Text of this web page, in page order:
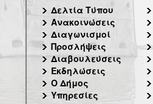
Δελτία Τύπου
Ανακοινώσεις
Διαγωνισμοί
Προσλήψεις
Διαβουλεύσεις
Εκδηλώσεις
Ο Δήμος
Υπηρεσίες